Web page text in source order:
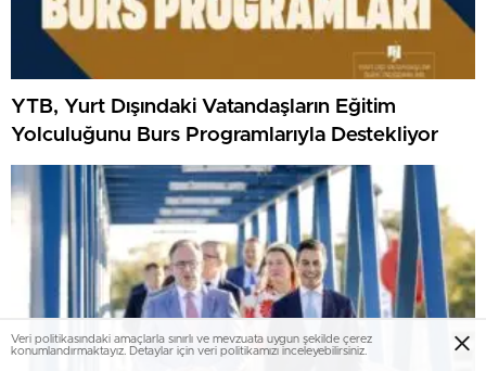
YTB, Yurt Dışındaki Vatandaşların Eğitim
Yolculuğunu Burs Programlarıyla Destekliyor
Veri politikasındaki amaçlarla sınırlı ve mevzuata uygun şekilde çerez
konumlandırmaktayız. Detaylar için veri politikamızı inceleyebilirsiniz.